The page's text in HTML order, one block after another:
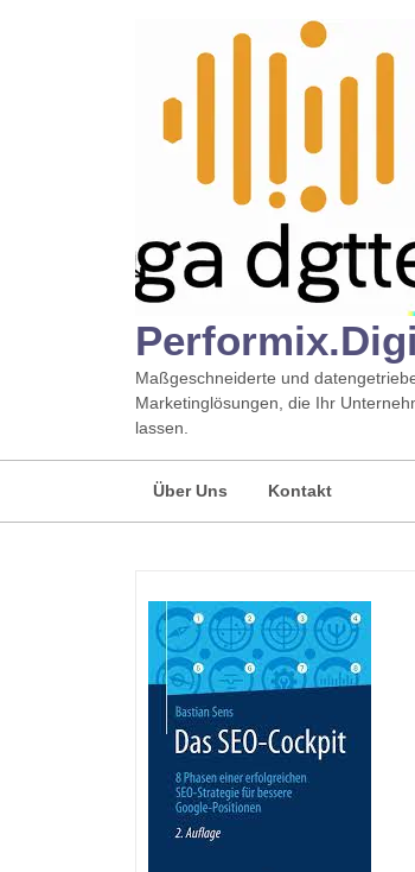
Maßgeschneiderte und
Marketinglösungen, die Ihr
lassen.
Über Uns Kontakt